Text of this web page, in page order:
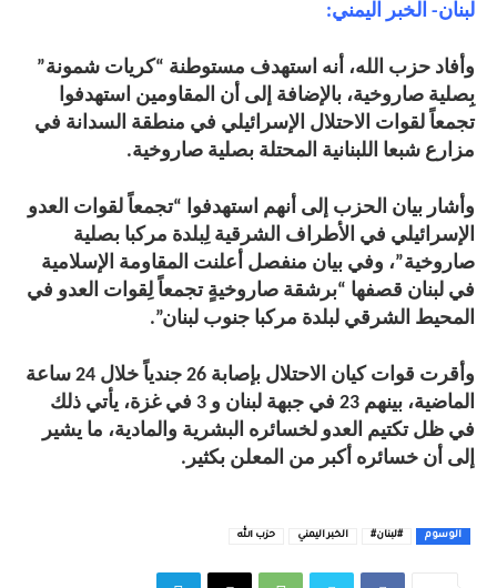
لبنان- الخبر اليمني:
وأفاد حزب الله، أنه استهدف مستوطنة “كريات شمونة”
بِصلية صاروخية، بالإضافة إلى أن المقاومين استهدفوا
تجمعاً لقوات الاحتلال الإسرائيلي في منطقة السدانة في
مزارع شبعا اللبنانية المحتلة بصلية صاروخية.
وأشار بيان الحزب إلى أنهم استهدفوا “تجمعاً لقوات العدو
الإسرائيلي في الأطراف الشرقية لِبلدة مركبا بصلية
صاروخية”، وفي بيان منفصل أعلنت المقاومة الإسلامية
في لبنان قصفها “برشقة صاروخيةٍ تجمعاً لِقوات العدو في
المحيط الشرقي لبلدة مركبا جنوب لبنان”.
وأقرت قوات كيان الاحتلال بإصابة 26 جندياً خلال 24 ساعة
الماضية، بينهم 23 في جبهة لبنان و 3 في غزة، يأتي ذلك
في ظل تكتيم العدو لخسائره البشرية والمادية، ما يشير
إلى أن خسائره أكبر من المعلن بكثير.
الوسوم #لبنان# الخبر اليمني حزب الله